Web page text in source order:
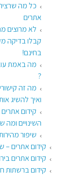
כל מה
אתרים
לא מרוצים
קבלו בדיקה
בחינם!
מה באמת
?
מה זה
ואיך להשיג
השינויים
שיפור
קידום אתרים –
קידום אתרים
קידום ברשתות